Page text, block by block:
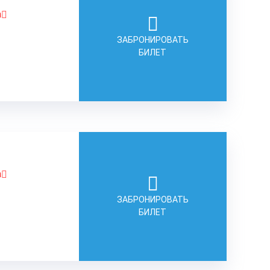
ЗАБРОНИРОВАТЬ
БИЛЕТ
ЗАБРОНИРОВАТЬ
БИЛЕТ